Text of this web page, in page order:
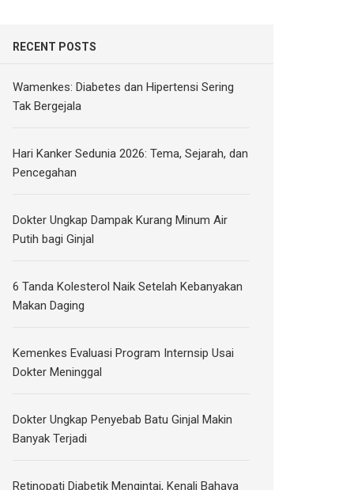
RECENT POSTS
Wamenkes: Diabetes dan Hipertensi Sering
Tak Bergejala
Hari Kanker Sedunia 2026: Tema, Sejarah, dan
Pencegahan
Dokter Ungkap Dampak Kurang Minum Air
Putih bagi Ginjal
6 Tanda Kolesterol Naik Setelah Kebanyakan
Makan Daging
Kemenkes Evaluasi Program Internsip Usai
Dokter Meninggal
Dokter Ungkap Penyebab Batu Ginjal Makin
Banyak Terjadi
Retinopati Diabetik Mengintai, Kenali Bahaya